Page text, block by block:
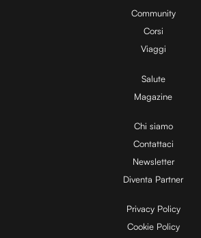
y
V
i
d
e
Community
Corsi
Viaggi
Salute
Magazine
Chi siamo
Contattaci
Newsletter
Diventa Partner
Privacy Policy
Cookie Policy